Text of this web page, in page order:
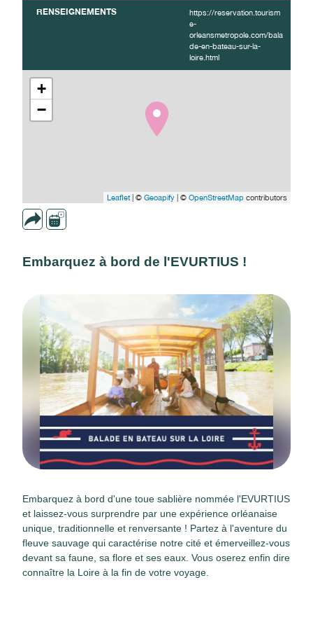
RENSEIGNEMENTS
https://reservation.tourism
e-
orleansmetropole.com/bala
de-en-bateau-sur-la-
loire.html
+
−
Leaflet| © Geoapify | © OpenStreetMap contributors
Embarquez à bord de l'EVURTIUS !
Embarquez à bord d'une toue sablière nommée l'EVURTIUS
et laissez-vous surprendre par une expérience orléanaise
unique, traditionnelle et renversante ! Partez à l'aventure du
fleuve sauvage qui caractérise notre cité et émerveillez-vous
devant sa faune, sa flore et ses eaux. Vous oserez enfin dire
connaître la Loire à la fin de votre voyage.